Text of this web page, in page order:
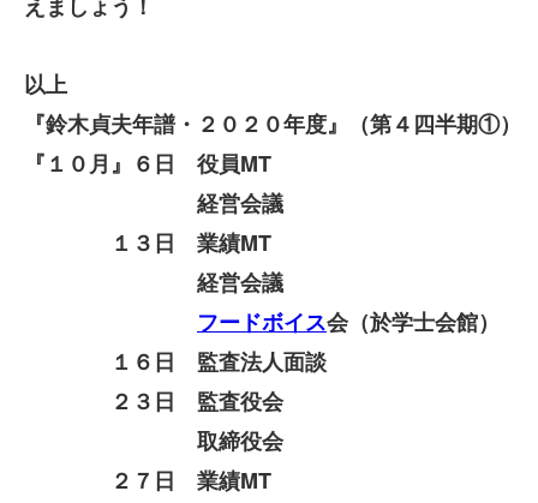
以上
『鈴木貞夫年譜・２０２０年度』（第４四半期①）
『１０月』６日 役員MT
経営会議
１３日 業績MT
経営会議
フードボイス会（於学士会館）
１６日 監査法人面談
２３日 監査役会
取締役会
２７日 業績MT